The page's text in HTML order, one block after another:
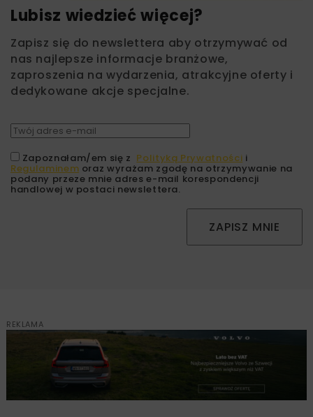
Lubisz wiedzieć więcej?
Zapisz się do newslettera aby otrzymywać od
nas najlepsze informacje branżowe,
zaproszenia na wydarzenia, atrakcyjne oferty i
dedykowane akcje specjalne.
Zapoznałam/em się z Polityką Prywatności i
Regulaminem oraz wyrażam zgodę na otrzymywanie na
podany przeze mnie adres e-mail korespondencji
handlowej w postaci newslettera.
ZAPISZ MNIE
REKLAMA